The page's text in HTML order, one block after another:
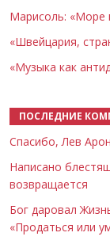
Марисоль: «Море
«Швейцария,
«Музыка как
ПОСЛЕДНИЕ
Спасибо, Лев
Написано
возвращается
Бог даровал
«Продаться или